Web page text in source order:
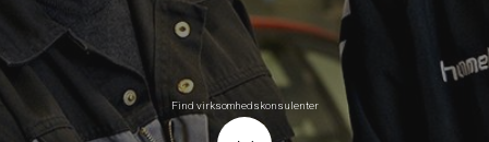
Find virksomhedskonsulenter